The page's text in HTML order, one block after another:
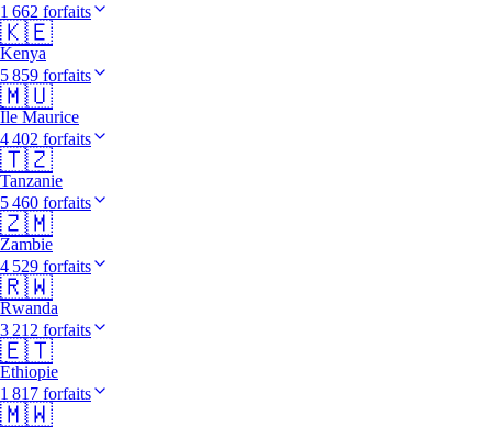
1 662 forfaits
🇰🇪
Kenya
5 859 forfaits
🇲🇺
Île Maurice
4 402 forfaits
🇹🇿
Tanzanie
5 460 forfaits
🇿🇲
Zambie
4 529 forfaits
🇷🇼
Rwanda
3 212 forfaits
🇪🇹
Éthiopie
1 817 forfaits
🇲🇼